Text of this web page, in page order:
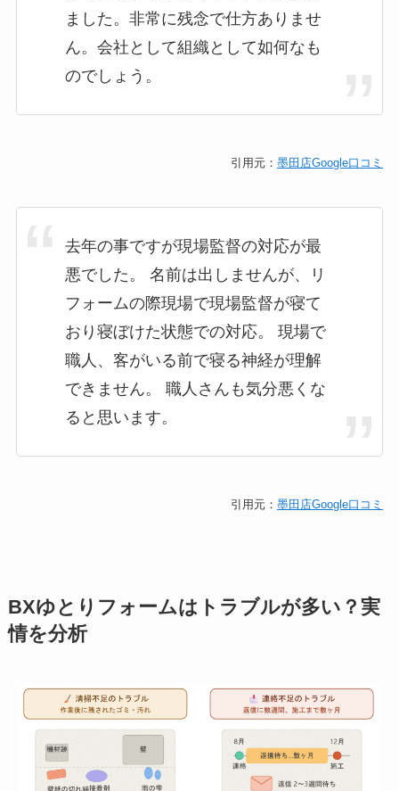
ました。非常に残念で仕方ありませ
ん。会社として組織として如何なも
のでしょう。
引用元：墨田店Google口コミ
去年の事ですが現場監督の対応が最
悪でした。 名前は出しませんが、リ
フォームの際現場で現場監督が寝て
おり寝ぼけた状態での対応。 現場で
職人、客がいる前で寝る神経が理解
できません。 職人さんも気分悪くな
ると思います。
引用元：墨田店Google口コミ
BXゆとりフォームはトラブルが多い？実
情を分析